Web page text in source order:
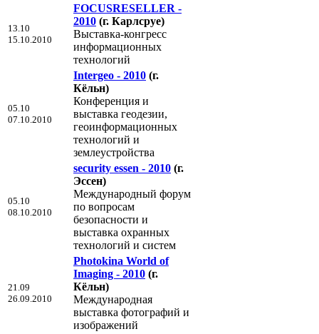
13.10
15.10.2010
FOCUSRESELLER -
2010 (г. Карлсруе)
Выставка-конгресс
информационных
технологий
05.10
07.10.2010
Intergeo - 2010 (г.
Кёльн)
Конференция и
выставка геодезии,
геоинформационных
технологий и
землеустройства
05.10
08.10.2010
security essen - 2010 (г.
Эссен)
Международный форум
по вопросам
безопасности и
выставка охранных
технологий и систем
21.09
26.09.2010
Photokina World of
Imaging - 2010 (г.
Кёльн)
Международная
выставка фотографий и
изображений